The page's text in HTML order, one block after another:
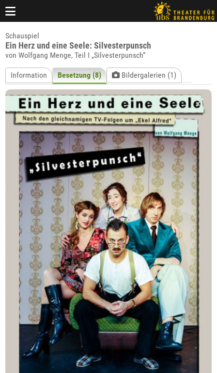
Schauspiel
Ein Herz und eine Seele: Silvesterpunsch
von Wolfgang Menge, Teil I „Silvesterpunsch“
Information Besetzung (8) Bildergalerien (1)